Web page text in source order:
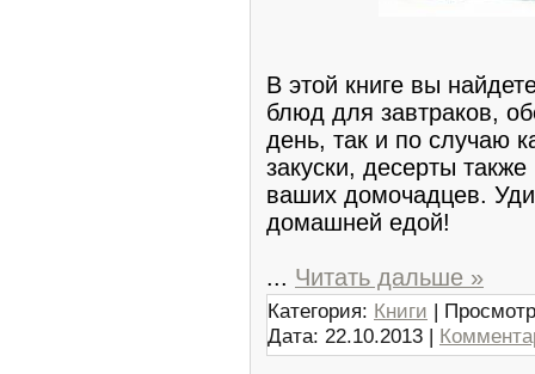
В этой книге вы
блюд для завтраков,
день, так и по случаю
закуски, десерты
ваших домочадцев.
домашней едой!
... Читать дальше »
Категория: Книги |
Дата: 22.10.2013 |